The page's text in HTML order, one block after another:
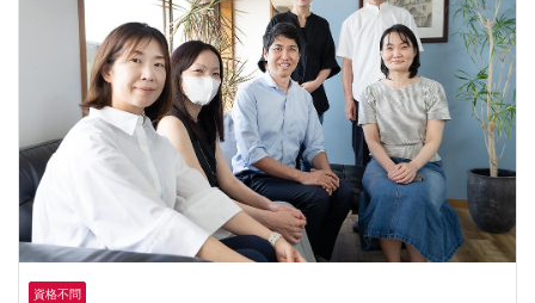
資格不問